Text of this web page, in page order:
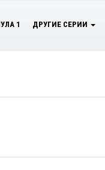
1 ДРУГИЕ СЕРИИ